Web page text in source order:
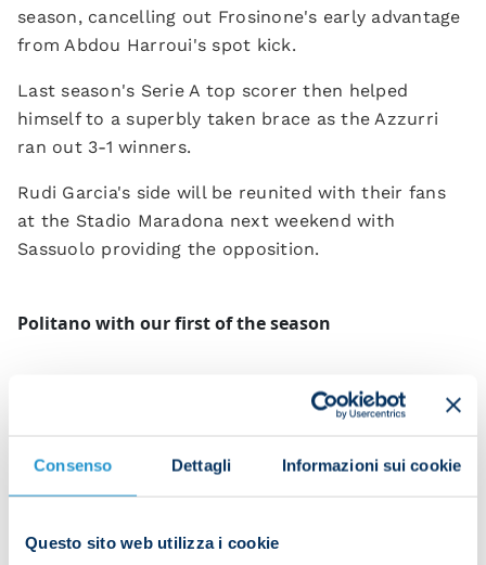
Consenso Dettagli Informazioni sui cookie
Questo sito web utilizza i cookie
season, cancelling out Frosinone's early advantage
from Abdou Harroui's spot kick.
Last season's Serie A top scorer then helped
himself to a superbly taken brace as the Azzurri
ran out 3-1 winners.
Rudi Garcia's side will be reunited with their fans
at the Stadio Maradona next weekend with
Sassuolo providing the opposition.
Politano with our first of the season
Politano celebrates after levelling the scores